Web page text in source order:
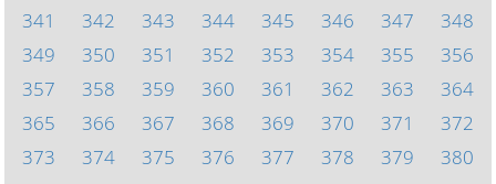
341
342 343 344 345 346 347
348
349
350 351 352 353 354 355
356
357
358 359 360 361 362 363
364
365
366 367 368 369 370 371
372
373
374 375 376 377 378 379
380